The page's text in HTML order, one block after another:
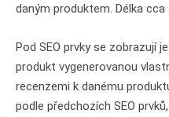
daným produktem. Délka cca
Pod SEO prvky se zobrazují
produkt vygenerovanou
recenzemi k danému
podle předchozích SEO